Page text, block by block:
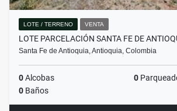
LOTE / TERRENO VENTA
LOTE PARCELACIÓN SANTA FE DE
Santa Fe de Antioquia, Antioquia, Colombia
0Alcobas 0
0 Baños